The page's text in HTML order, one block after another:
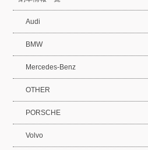
Audi
BMW
Mercedes-Benz
OTHER
PORSCHE
Volvo